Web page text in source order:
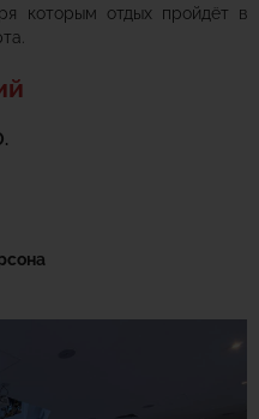
которым отдых пройдёт в